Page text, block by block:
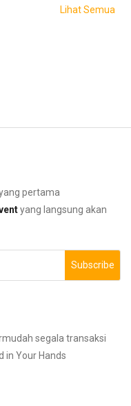
Lihat Semua
pertama
yang langsung akan
Subscribe
segala transaksi
in Your Hands